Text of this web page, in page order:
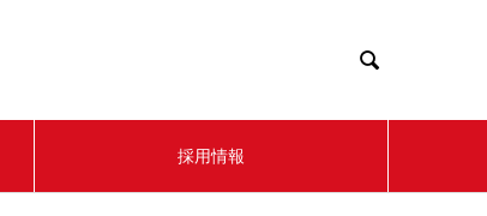

採用情報